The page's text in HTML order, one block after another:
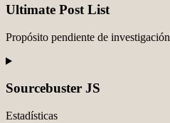
service
analytics
Ultimate Post List
Propósito pendiente de investigación
Consent
service
post-
Sourcebuster JS
Estadísticas